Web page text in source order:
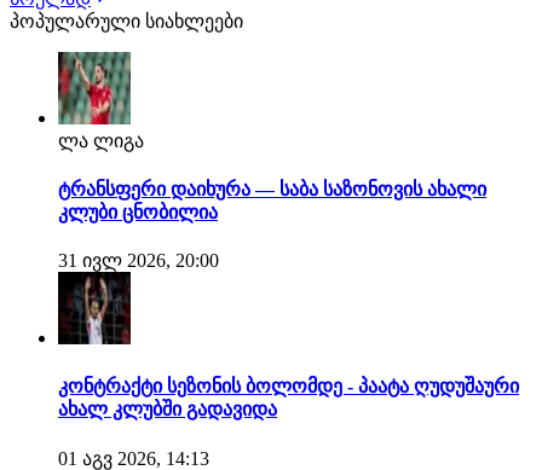
მილანში და არა თურქეთში. შეგახსენებთ, ვარსკვლავური
გარემარბის ყოველწლიური ხელფასი
"ზღვისპირელებში…
პოპულარული სიახლეები
ლა ლიგა
ტრანსფერი დაიხურა — საბა საზონოვის ახალი
კლუბი ცნობილია
31 ივლ 2026, 20:00
კონტრაქტი სეზონის ბოლომდე - პაატა ღუდუშაური
ახალ კლუბში გადავიდა
01 აგვ 2026, 14:13